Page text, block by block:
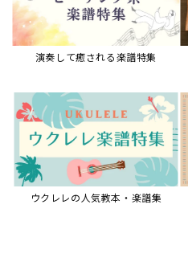
演奏して癒される楽譜特集
ウクレレの人気教本・楽譜集